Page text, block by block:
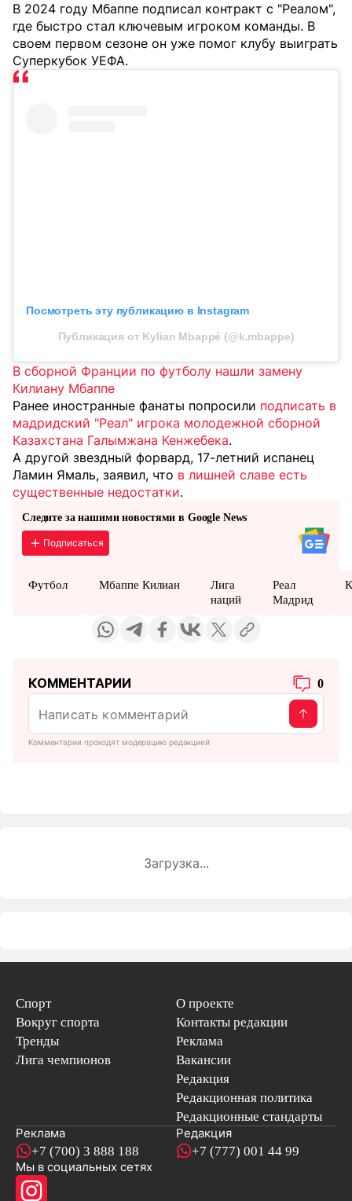
В 2024 году Мбаппе подписал контракт с "Реалом",
где быстро стал ключевым игроком команды. В
своем первом сезоне он уже помог клубу выиграть
Суперкубок УЕФА.
Посмотреть эту публикацию в Instagram
Публикация от Kylian Mbappé (@k.mbappe)
В сборной Франции по футболу нашли замену
Килиану Мбаппе
Ранее иностранные фанаты попросили подписать в
мадридский "Реал" игрока молодежной сборной
Казахстана Галымжана Кенжебека.
А другой звездный форвард, 17-летний испанец
Ламин Ямаль, заявил, что в лишней славе есть
существенные недостатки.
Следите за нашими новостями в Google News
Подписаться
Футбол Мбаппе Килиан
Лига
наций
Реал
Мадрид
КОММЕНТАРИИ 0
Комментарии проходят модерацию редакцией
Загрузка...
Спорт
Вокруг спорта
Тренды
Лига чемпионов
О проекте
Контакты редакции
Реклама
Вакансии
Редакция
Редакционная политика
Редакционные стандарты
Реклама
+7 (700) 3 888 188
Редакция
+7 (777) 001 44 99
Мы в социальных сетях